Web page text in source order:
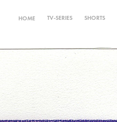
HOME TV-SERIES SHORTS